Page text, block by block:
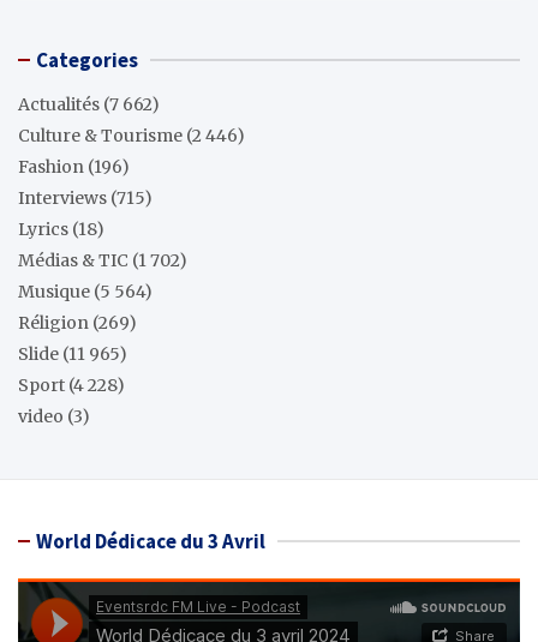
Categories
Actualités (7 662)
Culture & Tourisme (2 446)
Fashion (196)
Interviews (715)
Lyrics (18)
Médias & TIC (1 702)
Musique (5 564)
Réligion (269)
Slide (11 965)
Sport (4 228)
video (3)
World Dédicace du 3 Avril